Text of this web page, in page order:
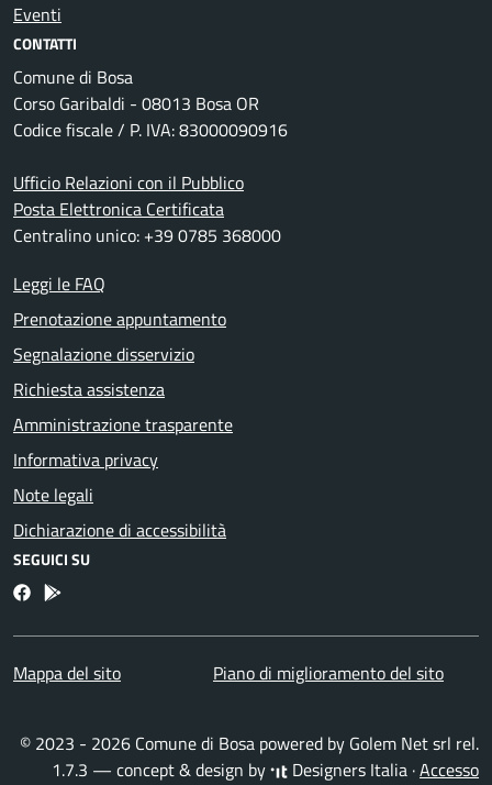
Eventi
CONTATTI
Comune di Bosa
Corso Garibaldi - 08013 Bosa OR
Codice fiscale / P. IVA: 83000090916
Ufficio Relazioni con il Pubblico
Posta Elettronica Certificata
Centralino unico: +39 0785 368000
Leggi le FAQ
Prenotazione appuntamento
Segnalazione disservizio
Richiesta assistenza
Amministrazione trasparente
Informativa privacy
Note legali
Dichiarazione di accessibilità
SEGUICI SU
FacebookBosa inApp
Mappa del sito Piano di miglioramento del sito
© 2023 - 2026 Comune di Bosa powered by Golem Net srl rel.
1.7.3 — concept & design by
Designers Italia ·Accesso